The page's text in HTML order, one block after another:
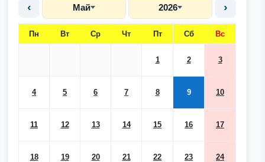
‹ Май 2026 ›
Пн Вт Ср Чт Пт Сб Вс
1 2 3
4 5 6 7 8 9 10
11 12 13 14 15 16 17
18 19 20 21 22 23 24